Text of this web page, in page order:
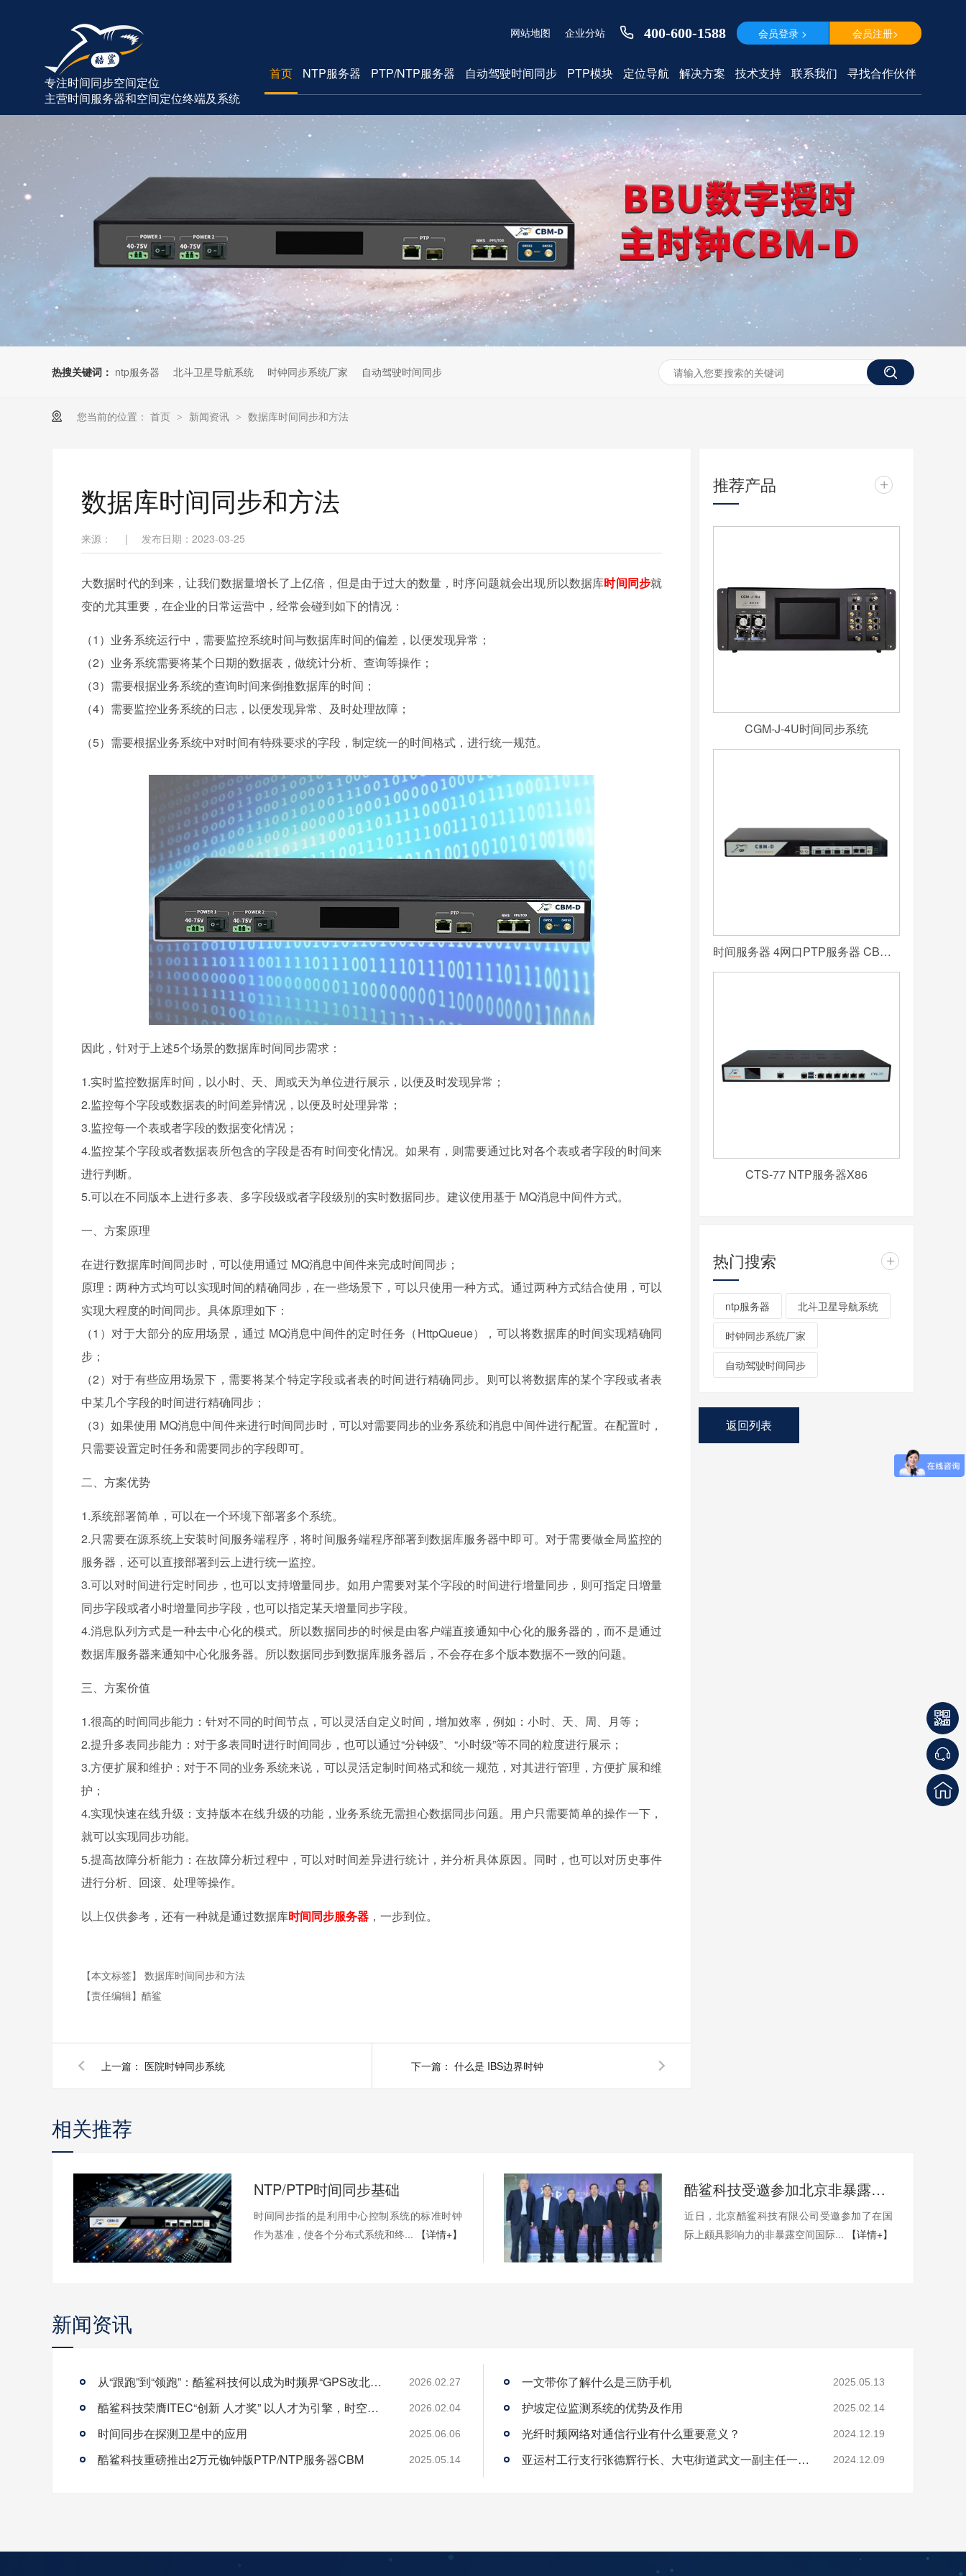
专注时间同步空间定位
主营时间服务器和空间定位终端及系统
网站地图 企业分站 400-600-1588 会员登录 > 会员注册>
首页 NTP服务器 PTP/NTP服务器 自动驾驶时间同步 PTP模块 定位导航 解决方案 技术支持 联系我们 寻找合作伙伴
热搜关键词： ntp服务器 北斗卫星导航系统 时钟同步系统厂家 自动驾驶时间同步
您当前的位置： 首页 > 新闻资讯 > 数据库时间同步和方法
数据库时间同步和方法
来源： | 发布日期：2023-03-25
大数据时代的到来，让我们数据量增长了上亿倍，但是由于过大的数量，时序问题就会出现所以数据库时间同步就
变的尤其重要，在企业的日常运营中，经常会碰到如下的情况：
（1）业务系统运行中，需要监控系统时间与数据库时间的偏差，以便发现异常；
（2）业务系统需要将某个日期的数据表，做统计分析、查询等操作；
（3）需要根据业务系统的查询时间来倒推数据库的时间；
（4）需要监控业务系统的日志，以便发现异常、及时处理故障；
（5）需要根据业务系统中对时间有特殊要求的字段，制定统一的时间格式，进行统一规范。
因此，针对于上述5个场景的数据库时间同步需求：
1.实时监控数据库时间，以小时、天、周或天为单位进行展示，以便及时发现异常；
2.监控每个字段或数据表的时间差异情况，以便及时处理异常；
3.监控每一个表或者字段的数据变化情况；
4.监控某个字段或者数据表所包含的字段是否有时间变化情况。如果有，则需要通过比对各个表或者字段的时间来
进行判断。
5.可以在不同版本上进行多表、多字段级或者字段级别的实时数据同步。建议使用基于 MQ消息中间件方式。
一、方案原理
在进行数据库时间同步时，可以使用通过 MQ消息中间件来完成时间同步；
原理：两种方式均可以实现时间的精确同步，在一些场景下，可以只使用一种方式。通过两种方式结合使用，可以
实现大程度的时间同步。具体原理如下：
（1）对于大部分的应用场景，通过 MQ消息中间件的定时任务（HttpQueue），可以将数据库的时间实现精确同
步；
（2）对于有些应用场景下，需要将某个特定字段或者表的时间进行精确同步。则可以将数据库的某个字段或者表
中某几个字段的时间进行精确同步；
（3）如果使用 MQ消息中间件来进行时间同步时，可以对需要同步的业务系统和消息中间件进行配置。在配置时，
只需要设置定时任务和需要同步的字段即可。
二、方案优势
1.系统部署简单，可以在一个环境下部署多个系统。
2.只需要在源系统上安装时间服务端程序，将时间服务端程序部署到数据库服务器中即可。对于需要做全局监控的
服务器，还可以直接部署到云上进行统一监控。
3.可以对时间进行定时同步，也可以支持增量同步。如用户需要对某个字段的时间进行增量同步，则可指定日增量
同步字段或者小时增量同步字段，也可以指定某天增量同步字段。
4.消息队列方式是一种去中心化的模式。所以数据同步的时候是由客户端直接通知中心化的服务器的，而不是通过
数据库服务器来通知中心化服务器。所以数据同步到数据库服务器后，不会存在多个版本数据不一致的问题。
三、方案价值
1.很高的时间同步能力：针对不同的时间节点，可以灵活自定义时间，增加效率，例如：小时、天、周、月等；
2.提升多表同步能力：对于多表同时进行时间同步，也可以通过“分钟级”、“小时级”等不同的粒度进行展示；
3.方便扩展和维护：对于不同的业务系统来说，可以灵活定制时间格式和统一规范，对其进行管理，方便扩展和维
护；
4.实现快速在线升级：支持版本在线升级的功能，业务系统无需担心数据同步问题。用户只需要简单的操作一下，
就可以实现同步功能。
5.提高故障分析能力：在故障分析过程中，可以对时间差异进行统计，并分析具体原因。同时，也可以对历史事件
进行分析、回滚、处理等操作。
以上仅供参考，还有一种就是通过数据库时间同步服务器 ，一步到位。
【本文标签】 数据库时间同步和方法
【责任编辑】 酷鲨
上一篇： 医院时钟同步系统 下一篇： 什么是 IBS边界时钟
推荐产品 +
CGM-J-4U时间同步系统
时间服务器 4网口PTP服务器 CBM-D-40
CTS-77 NTP服务器X86
热门搜索 +
ntp服务器 北斗卫星导航系统
时钟同步系统厂家
自动驾驶时间同步
返回列表
相关推荐
NTP/PTP时间同步基础
时间同步指的是利用中心控制系统的标准时钟
作为基准，使各个分布式系统和终...
【详情+】
酷鲨科技受邀参加北京非暴露空间国际论坛“北斗+”专项论坛
近日，北京酷鲨科技有限公司受邀参加了在国
际上颇具影响力的非暴露空间国际...
【详情+】
新闻资讯
从“跟跑”到“领跑”：酷鲨科技何以成为时频界“GPS改北斗”市场的头号黑马 2026.02.27
酷鲨科技荣膺ITEC“创新 人才奖” 以人才为引擎，时空为基石，驱动智能未来 2026.02.04
时间同步在探测卫星中的应用 2025.06.06
酷鲨科技重磅推出2万元铷钟版PTP/NTP服务器CBM 2025.05.14
一文带你了解什么是三防手机 2025.05.13
护坡定位监测系统的优势及作用 2025.02.14
光纤时频网络对通信行业有什么重要意义？ 2024.12.19
亚运村工行支行张德辉行长、大屯街道武文一副主任一行莅临酷鲨科技调研 2024.12.09